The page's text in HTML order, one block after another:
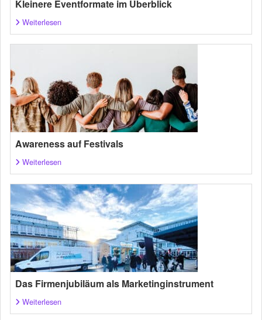
Kleinere Eventformate im Überblick
Weiterlesen
Awareness auf Festivals
Weiterlesen
Das Firmenjubiläum als Marketinginstrument
Weiterlesen